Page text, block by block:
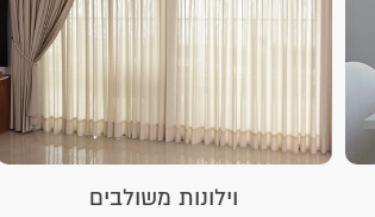
וילונות משולבים